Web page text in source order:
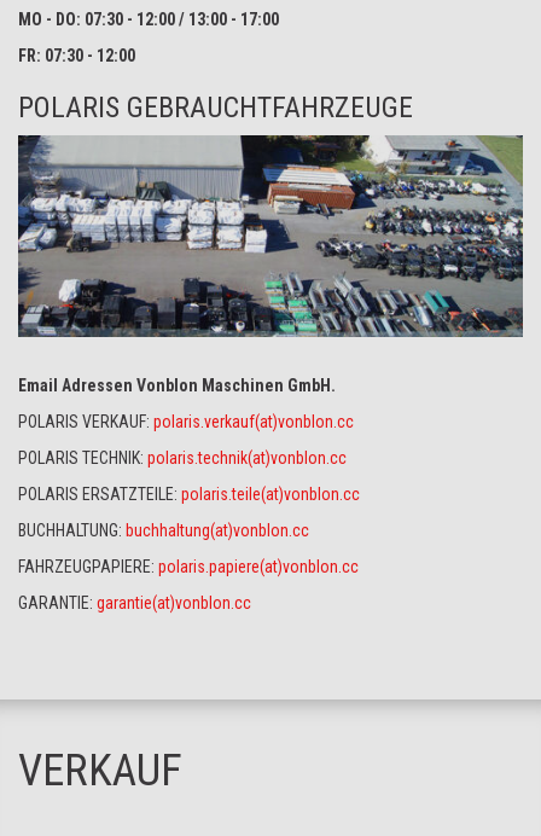
MO - DO: 07:30 - 12:00 / 13:00 - 17:00
FR: 07:30 - 12:00
POLARIS GEBRAUCHTFAHRZEUGE
Email Adressen Vonblon Maschinen GmbH.
POLARIS VERKAUF: polaris.verkauf(at)vonblon.cc
POLARIS TECHNIK: polaris.technik(at)vonblon.cc
POLARIS ERSATZTEILE: polaris.teile(at)vonblon.cc
BUCHHALTUNG: buchhaltung(at)vonblon.cc
FAHRZEUGPAPIERE: polaris.papiere(at)vonblon.cc
GARANTIE: garantie(at)vonblon.cc
VERKAUF